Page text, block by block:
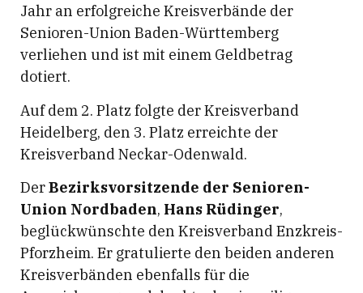
Jahr an erfolgreiche Kreisverbände der
Senioren-Union Baden-Württemberg
verliehen und ist mit einem Geldbetrag
dotiert.
Auf dem 2. Platz folgte der Kreisverband
Heidelberg, den 3. Platz erreichte der
Kreisverband Neckar-Odenwald.
DerBezirksvorsitzende der Senioren-
Union Nordbaden, Hans Rüdinger,
beglückwünschte den Kreisverband Enzkreis-
Pforzheim. Er gratulierte den beiden anderen
Kreisverbänden ebenfalls für die